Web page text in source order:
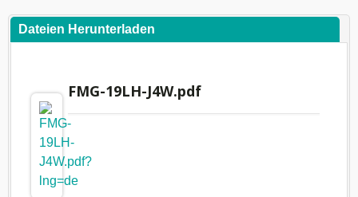
Dateien Herunterladen
FMG-19LH-J4W.pdf